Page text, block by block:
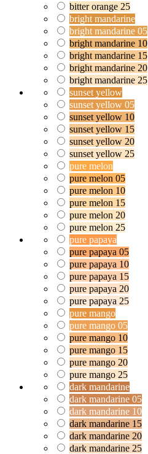
bitter orange 25
bright mandarine
bright mandarine 05
bright mandarine 10
bright mandarine 15
bright mandarine 20
bright mandarine 25
sunset yellow
sunset yellow 05
sunset yellow 10
sunset yellow 15
sunset yellow 20
sunset yellow 25
pure melon
pure melon 05
pure melon 10
pure melon 15
pure melon 20
pure melon 25
pure papaya
pure papaya 05
pure papaya 10
pure papaya 15
pure papaya 20
pure papaya 25
pure mango
pure mango 05
pure mango 10
pure mango 15
pure mango 20
pure mango 25
dark mandarine
dark mandarine 05
dark mandarine 10
dark mandarine 15
dark mandarine 20
dark mandarine 25